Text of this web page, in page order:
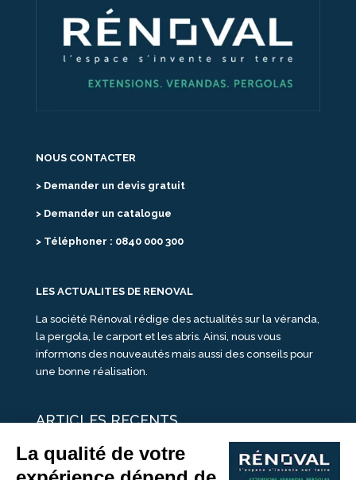
NOUS CONTACTER
> Demander un devis gratuit
> Demander un catalogue
> Téléphoner : 0840 000 300
LES ACTUALITES DE RENOVAL
La société Rénoval rédige des actualités sur la véranda,
la pergola, le carport et les abris. Ainsi, nous vous
informons des nouveautés mais aussi des conseils pour
une bonne réalisation.
ARTICLES RECENTS
25 idées de vérandas design
Un été pour une véranda